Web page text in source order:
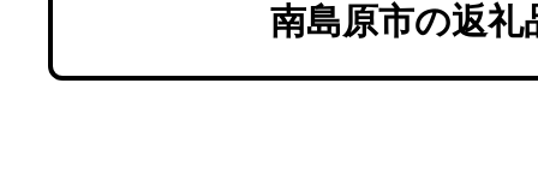
南島原市の返礼